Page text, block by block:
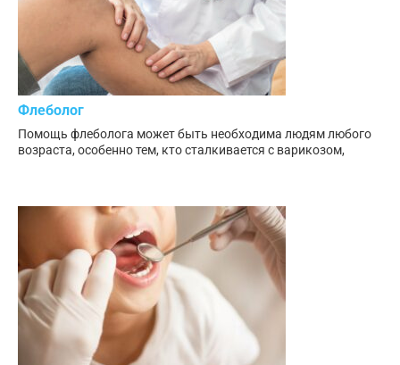
Флеболог
Помощь флеболога может быть необходима людям любого
возраста, особенно тем, кто сталкивается с варикозом,